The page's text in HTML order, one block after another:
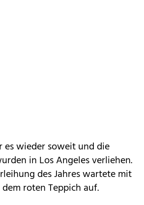
es wieder soweit und die
in Los Angeles verliehen.
des Jahres wartete mit
roten Teppich auf.